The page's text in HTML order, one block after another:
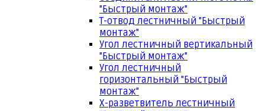
"Быстрый монтаж"
Т-отвод лестничный "Быстрый
монтаж"
Угол лестничный вертикальный
"Быстрый монтаж"
Угол лестничный
горизонтальный "Быстрый
монтаж"
Х-разветвитель лестничный